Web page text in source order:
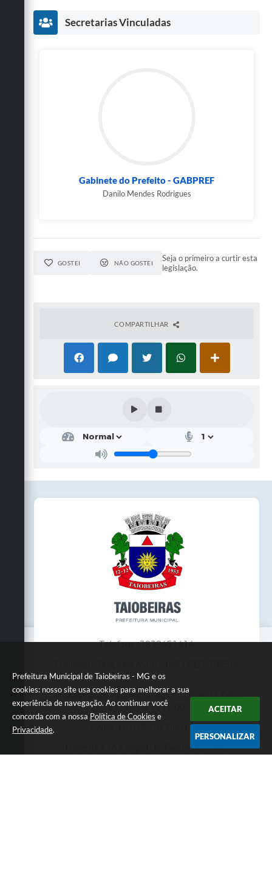
Prefeitura Municipal de Taiobeiras - MG e os
cookies: nosso site usa cookies para melhorar a sua
experiência de navegação. Ao continuar você
concorda com a nossa Política de Cookies e
Privacidade.
ACEITAR
PERSONALIZAR
Secretarias Vinculadas
Gabinete do Prefeito - GABPREF
Danilo Mendes Rodrigues
GOSTEI NÃO GOSTEI
Seja o primeiro a curtir esta
legislação.
COMPARTILHAR
Telefone: 3838451414
000
Atendimento presencial das 07:00 às 11:00 e
das 13:00 às 17:00
CNPJ: 18.017.384/0001-10
Prefeitura Municipal de Taiobeiras - MG